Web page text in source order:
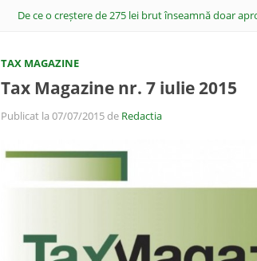
De ce o creștere de 275 lei brut înseamnă doar
TAX MAGAZINE
Tax Magazine nr. 7 iulie 2015
Publicat la 07/07/2015 de Redactia